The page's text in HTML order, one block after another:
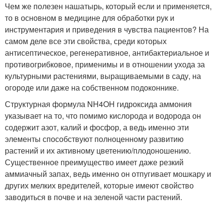
Чем же полезен нашатырь, который если и применяется,
то в основном в медицине для обработки рук и
инструментария и приведения в чувства пациентов? На
самом деле все эти свойства, среди которых
антисептическое, регенеративное, антибактериальное и
противогрибковое, применимы и в отношении ухода за
культурными растениями, выращиваемыми в саду, на
огороде или даже на собственном подоконнике.
Структурная формула NH4OH гидроксида аммония
указывает на то, что помимо кислорода и водорода он
содержит азот, калий и фосфор, а ведь именно эти
элементы способствуют полноценному развитию
растений и их активному цветению/плодоношению.
Существенное преимущество имеет даже резкий
аммиачный запах, ведь именно он отпугивает мошкару и
других мелких вредителей, которые имеют свойство
заводиться в почве и на зеленой части растений.